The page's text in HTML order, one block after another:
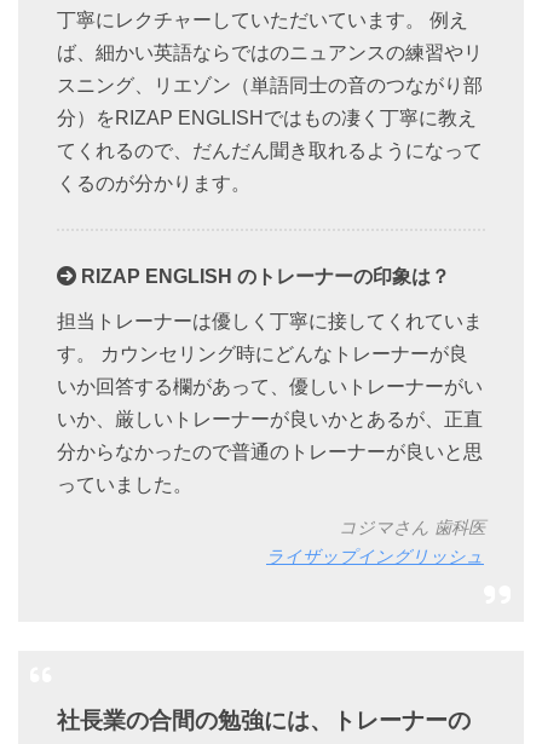
丁寧にレクチャーしていただいています。 例え
ば、細かい英語ならではのニュアンスの練習やリ
スニング、リエゾン（単語同士の音のつながり部
分）をRIZAP ENGLISHではもの凄く丁寧に教え
てくれるので、だんだん聞き取れるようになって
くるのが分かります。
RIZAP ENGLISH のトレーナーの印象は？
担当トレーナーは優しく丁寧に接してくれていま
す。 カウンセリング時にどんなトレーナーが良
いか回答する欄があって、優しいトレーナーがい
いか、厳しいトレーナーが良いかとあるが、正直
分からなかったので普通のトレーナーが良いと思
っていました。
コジマさん 歯科医
ライザップイングリッシュ
社長業の合間の勉強には、トレーナーの